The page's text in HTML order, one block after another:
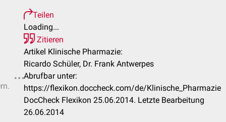
Teilen
Loading...
Zitieren
Artikel Klinische Pharmazie:
Ricardo Schüler, Dr. Frank Antwerpes
Abrufbar unter:
https://flexikon.doccheck.com/de/Klinische_Pharmazie
DocCheck Flexikon 25.06.2014. Letzte Bearbeitung
26.06.2014